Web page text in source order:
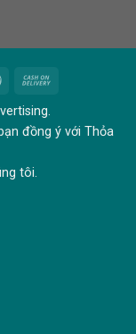
đồng ý với Thỏa
tôi.